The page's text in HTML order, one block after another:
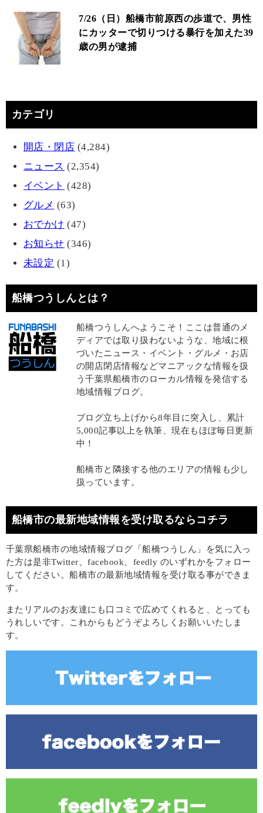
7/26（日）船橋市前原西の歩道で、男性
にカッターで切りつける暴行を加えた39
歳の男が逮捕
カテゴリ
開店・閉店 (4,284)
ニュース (2,354)
イベント (428)
グルメ (63)
おでかけ (47)
お知らせ (346)
未設定 (1)
船橋つうしんとは？
船橋つうしんへようこそ！ここは普通のメ
ディアでは取り扱わないような、地域に根
づいたニュース・イベント・グルメ・お店
の開店閉店情報などマニアックな情報を扱
う千葉県船橋市のローカル情報を発信する
地域情報ブログ。
ブログ立ち上げから8年目に突入し、累計
5,000記事以上を執筆、現在もほぼ毎日更新
中！
船橋市と隣接する他のエリアの情報も少し
扱っています。
船橋市の最新地域情報を受け取るならコチラ
千葉県船橋市の地域情報ブログ「船橋つうしん」を気に入っ
た方は是非Twitter、facebook、feedly のいずれかをフォロー
してください。船橋市の最新地域情報を受け取る事ができま
す。
またリアルのお友達にも口コミで広めてくれると、とっても
うれしいです。これからもどうぞよろしくお願いいたしま
す。